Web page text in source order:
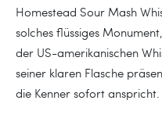
Homestead Sour Mash
solches flüssiges
der US-amerikanischen
seiner klaren Flasche
die Kenner sofort anspricht.